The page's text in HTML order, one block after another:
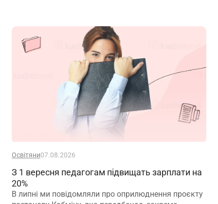
Освітяни07.08.2026
З 1 вересня педагогам підвищать зарплати на
20%
В липні ми повідомляли про оприлюднення проєкту